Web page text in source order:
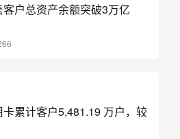
户总资产余额突破3万亿
累计客户5,481.19 万户，较